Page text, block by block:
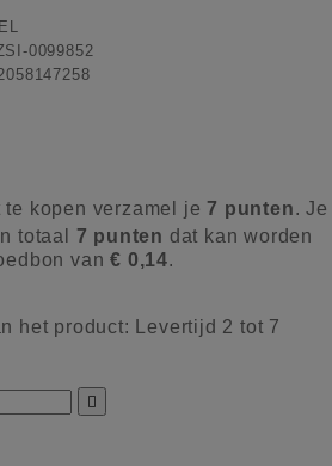
0099852
te kopen verzamel je7 punten. Je
totaal 7 punten dat kan worden
van€ 0,14.
het product:
Levertijd 2 tot 7
